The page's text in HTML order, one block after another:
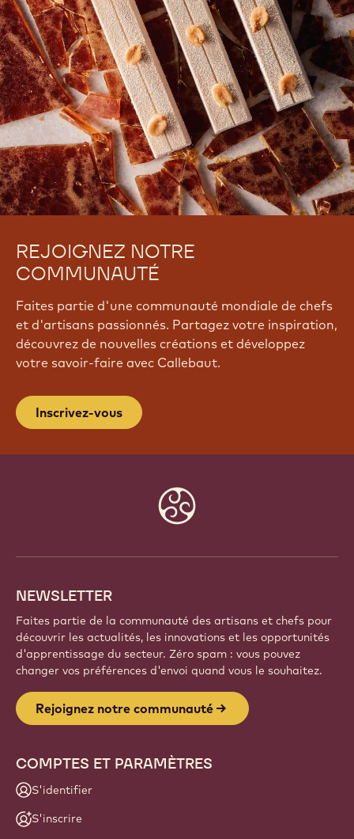
REJOIGNEZ NOTRE
COMMUNAUTÉ
Faites partie d'une communauté mondiale de chefs
et d'artisans passionnés. Partagez votre inspiration,
découvrez de nouvelles créations et développez
votre savoir-faire avec Callebaut.
Inscrivez-vous
NEWSLETTER
Faites partie de la communauté des artisans et chefs pour
découvrir les actualités, les innovations et les opportunités
d'apprentissage du secteur. Zéro spam : vous pouvez
changer vos préférences d'envoi quand vous le souhaitez.
Rejoignez notre communauté
COMPTES ET PARAMÈTRES
S'identifier
S'inscrire